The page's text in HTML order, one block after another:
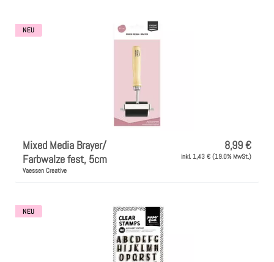
Clear Stamps
Präge-, Universal- Maskierschablonen
NEU
Mixed Media Brayer/
Farbwalze fest, 5cm
Vaessen Creative
8,99 €
inkl. 1,43 € (19.0% MwSt.)
NEU